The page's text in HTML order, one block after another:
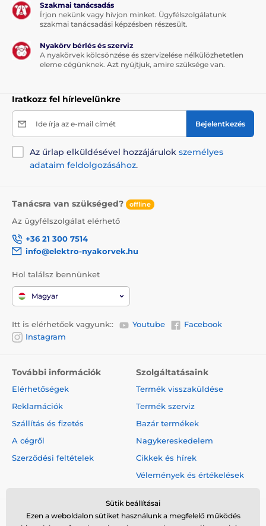
Kutyáknak Vízbe
Harapós Húzós játékok
Reedog kutyajátékok
% Táplálék és felszerelés % Játékok
Szakmai tanácsadás
Írjon nekünk vagy hívjon minket. Ügyfélszolgálatunk
szakmai tanácsadási képzésben részesült.
Nyakörv bérlés és szerviz
A nyakörvek kölcsönzése és szervizelése nélkülözhetetlen
eleme cégünknek. Azt nyújtjuk, amire szüksége van.
Iratkozz fel hírlevelünkre
Ide írja az e-mail címét Bejelentkezés
Az űrlap elküldésével hozzájárulok személyes
adataim feldolgozásához.
Tanácsra van szükséged? offline
Az ügyfélszolgálat elérhető
+36 21 300 7514
info@elektro-nyakorvek.hu
Hol találsz bennünket
Magyar
Itt is elérhetőek vagyunk:: Youtube
Facebook
Instagram
További információk
Elérhetőségek
Reklamációk
Szállítás és fizetés
A cégről
Szerződési feltételek
Szolgáltatásaink
Termék visszaküldése
Termék szerviz
Bazár termékek
Nagykereskedelem
Cikkek és hírek
Vélemények és értékelések
Sütik beállításai
Ezen a weboldalon sütiket használunk a megfelelő működés